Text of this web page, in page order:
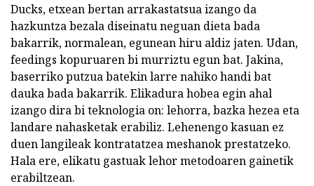
Ducks, etxean bertan arrakastatsua izango da
hazkuntza bezala diseinatu neguan dieta bada
bakarrik, normalean, egunean hiru aldiz jaten. Udan,
feedings kopuruaren bi murriztu egun bat. Jakina,
baserriko putzua batekin larre nahiko handi bat
dauka bada bakarrik. Elikadura hobea egin ahal
izango dira bi teknologia on: lehorra, bazka hezea eta
landare nahasketak erabiliz. Lehenengo kasuan ez
duen langileak kontratatzea meshanok prestatzeko.
Hala ere, elikatu gastuak lehor metodoaren gainetik
erabiltzean.